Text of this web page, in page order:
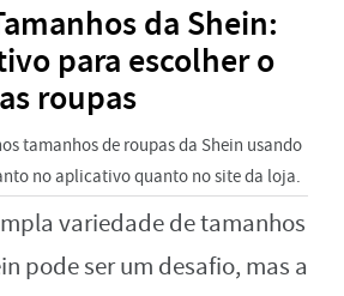
da Shein:
para escolher o
roupas
tamanhos de roupas da Shein usando
no aplicativo quanto no site da loja.
variedade de tamanhos
pode ser um desafio, mas a